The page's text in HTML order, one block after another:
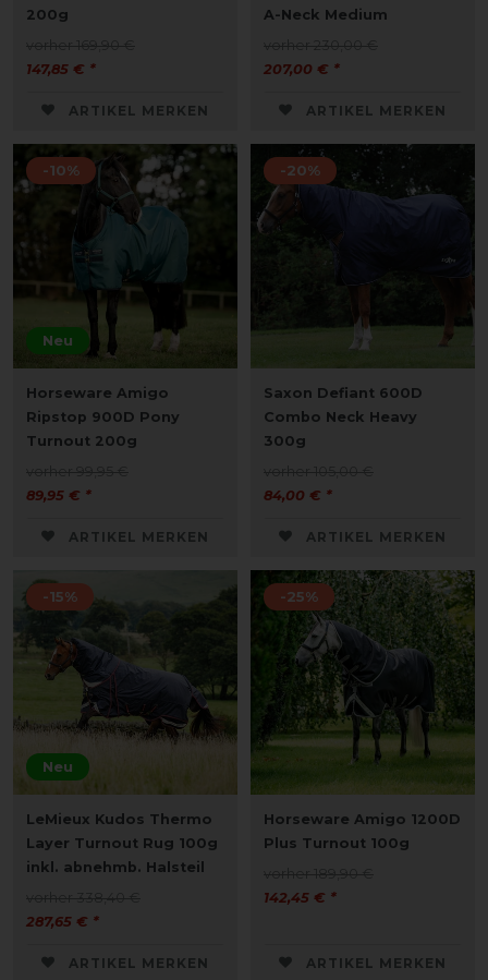
200g
147,85 € *
ARTIKEL MERKEN
A-Neck Medium
207,00 € *
ARTIKEL MERKEN
Neu
-10%
Horseware Amigo
Ripstop 900D Pony
Turnout 200g
89,95 € *
ARTIKEL MERKEN
-20%
Saxon Defiant 600D
Combo Neck Heavy
300g
84,00 € *
ARTIKEL MERKEN
Neu
-15%
LeMieux Kudos Thermo
Layer Turnout Rug 100g
inkl. abnehmb. Halsteil
287,65 € *
ARTIKEL MERKEN
-25%
Horseware Amigo 1200D
Plus Turnout 100g
142,45 € *
ARTIKEL MERKEN